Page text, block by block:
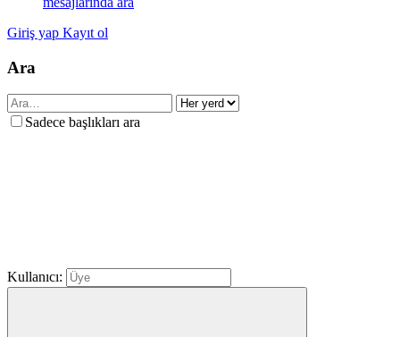
Giriş yap Kayıt ol
Ara
Sadece başlıkları ara
Kullanıcı: